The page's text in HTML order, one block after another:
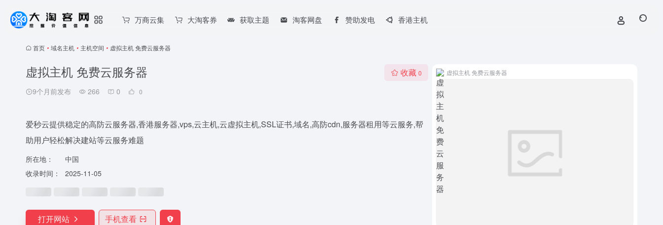
万商云集 大淘客券 获取主题 淘客网盘 赞助发电 香港主机
首页 • 域名主机 • 主机空间 • 虚拟主机 免费云服务器
虚拟主机 免费云服务器
9个月前发布 266 0 0
收藏 0
爱秒云提供稳定的高防云服务器,香港服务器,vps,云主机,云虚拟主机,SSL证书,域名,高防cdn,服务器租用等云服务,帮
助用户轻松解决建站等云服务难题
所在地：
中国
收录时间：
2025-11-05
打开网站 手机查看
虚拟主机 免费云服务器